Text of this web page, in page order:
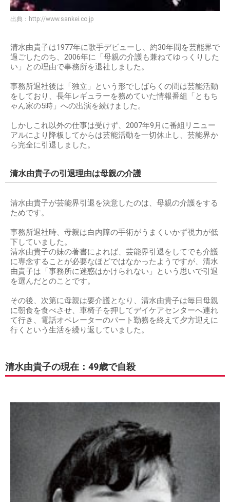
出典： http://www.sankei.co.jp
清水由貴子は1977年に歌手デビューし、約30年間を芸能界で
過ごしたのち、2006年に「母親の介護も兼ねてゆっくりした
い」との理由で事務所を退社しました。
事務所退社後は「独立」という形でしばらくの間は芸能活動
をしており、長年レギュラーを務めていた情報番組「ともち
ゃん家の5時」への出演を続けました。
しかしこれ以外の仕事は受けず、2007年9月に番組リニュー
アルにより降板してからは芸能活動を一切休止し、芸能界か
ら完全に引退しました。
清水由貴子の引退理由は母親の介護
清水由貴子が芸能界引退を決意したのは、母親の介護をする
ためです。
事務所退社時、母親は白内障の手術がうまくいかず視力が低
下していました。
清水由貴子の妹の著書によれば、芸能界引退をしてでも介護
に専念することが必要なほどではなかったようですが、清水
由貴子は「事務所に迷惑はかけられない」という思いで引退
を選んだとのことです。
その後、次第に母親は要介護となり、清水由貴子は毎日母親
に朝食を食べさせ、車椅子を押してデイケアセンターへ連れ
て行き、電話オペレーターのパート勤務を終えて夕方迎えに
行くという生活を繰り返していました。
清水由貴子の現在：49歳で自殺